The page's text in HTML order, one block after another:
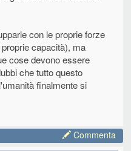
con le proprie forze
capacità), ma
cose devono essere
che tutto questo
finalmente si
Commenta